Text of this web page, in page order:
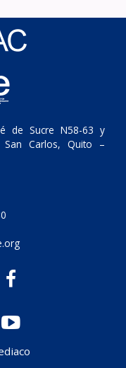
de Sucre N58-63 y
San Carlos, Quito –